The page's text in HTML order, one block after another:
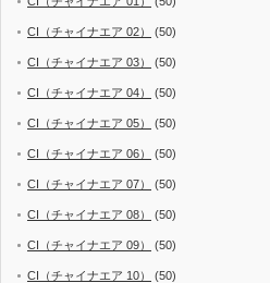
CI（チャイナエア 02） (50)
CI（チャイナエア 03） (50)
CI（チャイナエア 04） (50)
CI（チャイナエア 05） (50)
CI（チャイナエア 06） (50)
CI（チャイナエア 07） (50)
CI（チャイナエア 08） (50)
CI（チャイナエア 09） (50)
CI（チャイナエア 10） (50)